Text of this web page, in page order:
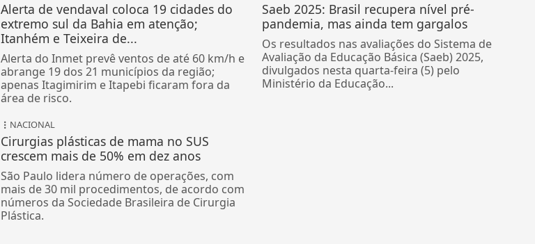
Alerta de vendaval coloca 19 cidades do
extremo sul da Bahia em atenção;
Itanhém e Teixeira de...
Alerta do Inmet prevê ventos de até 60 km/h e
abrange 19 dos 21 municípios da região;
apenas Itagimirim e Itapebi ficaram fora da
área de risco.
Saeb 2025: Brasil recupera nível pré-
pandemia, mas ainda tem gargalos
Os resultados nas avaliações do Sistema de
Avaliação da Educação Básica (Saeb) 2025,
divulgados nesta quarta-feira (5) pelo
Ministério da Educação...
NACIONAL
Cirurgias plásticas de mama no SUS
crescem mais de 50% em dez anos
São Paulo lidera número de operações, com
mais de 30 mil procedimentos, de acordo com
números da Sociedade Brasileira de Cirurgia
Plástica.